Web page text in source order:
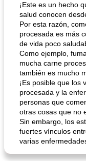
¡Este es un hecho
salud conocen
Por esta razón,
procesada es más
de vida poco
Como ejemplo,
mucha carne
también es mucho
¡Es posible que los
procesada y la
personas que
otras cosas que no
Sin embargo, los
fuertes vínculos
varias